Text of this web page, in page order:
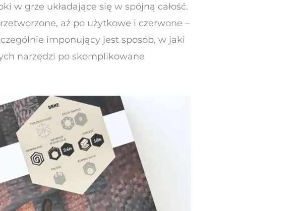
w grze układające się w spójną całość.
aż po użytkowe i czerwone –
imponujący jest sposób, w jaki
narzędzi po skomplikowane